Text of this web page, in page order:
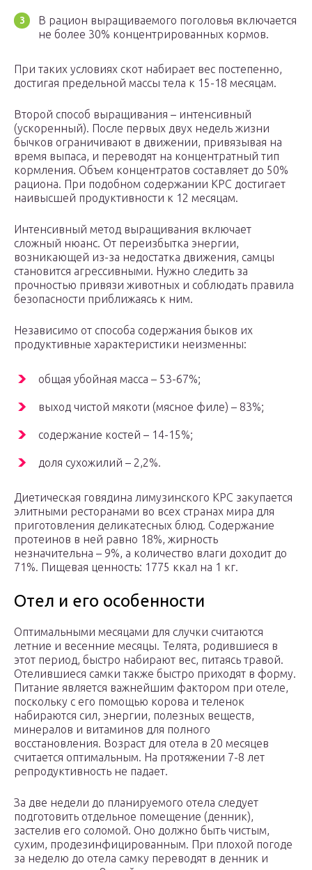
В рацион выращиваемого поголовья включается
не более 30% концентрированных кормов.
При таких условиях скот набирает вес постепенно,
достигая предельной массы тела к 15-18 месяцам.
Второй способ выращивания – интенсивный
(ускоренный). После первых двух недель жизни
бычков ограничивают в движении, привязывая на
время выпаса, и переводят на концентратный тип
кормления. Объем концентратов составляет до 50%
рациона. При подобном содержании КРС достигает
наивысшей продуктивности к 12 месяцам.
Интенсивный метод выращивания включает
сложный нюанс. От переизбытка энергии,
возникающей из-за недостатка движения, самцы
становится агрессивными. Нужно следить за
прочностью привязи животных и соблюдать правила
безопасности приближаясь к ним.
Независимо от способа содержания быков их
продуктивные характеристики неизменны:
общая убойная масса – 53-67%;
выход чистой мякоти (мясное филе) – 83%;
содержание костей – 14-15%;
доля сухожилий – 2,2%.
Диетическая говядина лимузинского КРС закупается
элитными ресторанами во всех странах мира для
приготовления деликатесных блюд. Содержание
протеинов в ней равно 18%, жирность
незначительна – 9%, а количество влаги доходит до
71%. Пищевая ценность: 1775 ккал на 1 кг.
Отел и его особенности
Оптимальными месяцами для случки считаются
летние и весенние месяцы. Телята, родившиеся в
этот период, быстро набирают вес, питаясь травой.
Отелившиеся самки также быстро приходят в форму.
Питание является важнейшим фактором при отеле,
поскольку с его помощью корова и теленок
набираются сил, энергии, полезных веществ,
минералов и витаминов для полного
восстановления. Возраст для отела в 20 месяцев
считается оптимальным. На протяжении 7-8 лет
репродуктивность не падает.
За две недели до планируемого отела следует
подготовить отдельное помещение (денник),
застелив его соломой. Оно должно быть чистым,
сухим, продезинфицированным. При плохой погоде
за неделю до отела самку переводят в денник и